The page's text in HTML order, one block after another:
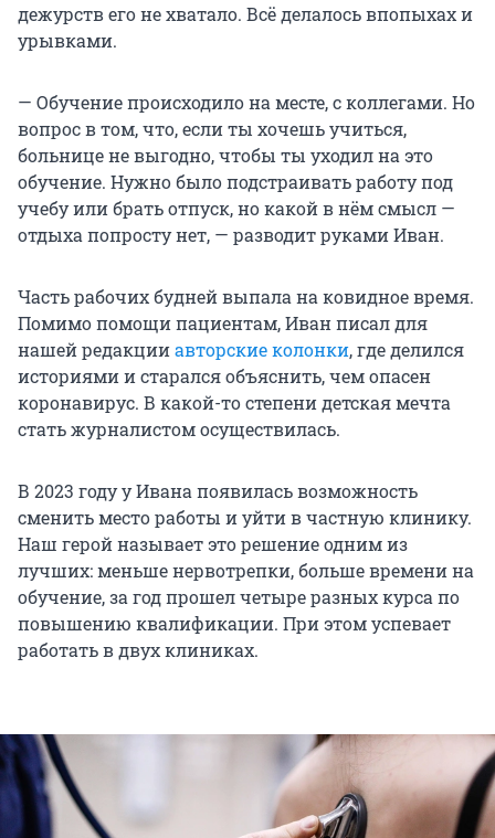
дежурств его не хватало. Всё делалось впопыхах и
урывками.
— Обучение происходило на месте, с коллегами. Но
вопрос в том, что, если ты хочешь учиться,
больнице не выгодно, чтобы ты уходил на это
обучение. Нужно было подстраивать работу под
учебу или брать отпуск, но какой в нём смысл —
отдыха попросту нет, — разводит руками Иван.
Часть рабочих будней выпала на ковидное время.
Помимо помощи пациентам, Иван писал для
нашей редакцииавторские колонки, где делился
историями и старался объяснить, чем опасен
коронавирус. В какой-то степени детская мечта
стать журналистом осуществилась.
В 2023 году у Ивана появилась возможность
сменить место работы и уйти в частную клинику.
Наш герой называет это решение одним из
лучших: меньше нервотрепки, больше времени на
обучение, за год прошел четыре разных курса по
повышению квалификации. При этом успевает
работать в двух клиниках.